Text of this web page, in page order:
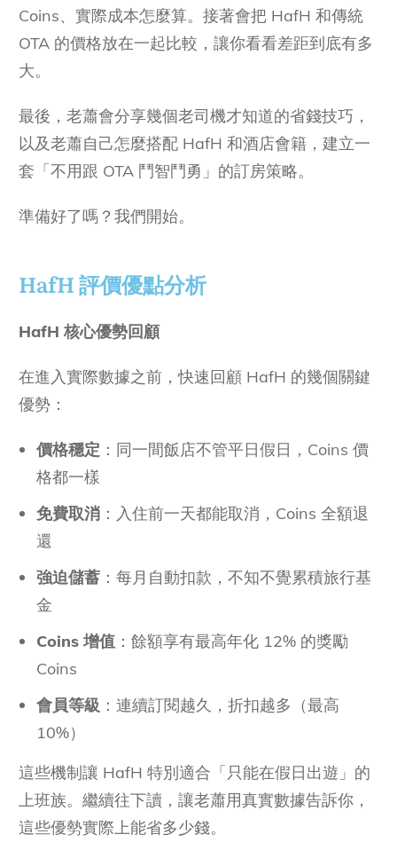
Coins、實際成本怎麼算。接著會把 HafH 和傳統
OTA 的價格放在一起比較，讓你看看差距到底有多
大。
最後，老蕭會分享幾個老司機才知道的省錢技巧，
以及老蕭自己怎麼搭配 HafH 和酒店會籍，建立一
套「不用跟 OTA 鬥智鬥勇」的訂房策略。
準備好了嗎？我們開始。
HafH 評價優點分析
HafH 核心優勢回顧
在進入實際數據之前，快速回顧 HafH 的幾個關鍵
優勢：
價格穩定 ：同一間飯店不管平日假日，Coins 價
格都一樣
免費取消 ：入住前一天都能取消，Coins 全額退
還
強迫儲蓄 ：每月自動扣款，不知不覺累積旅行基
金
Coins 增值 ：餘額享有最高年化 12% 的獎勵
Coins
會員等級 ：連續訂閱越久，折扣越多（最高
10%）
這些機制讓 HafH 特別適合「只能在假日出遊」的
上班族。繼續往下讀，讓老蕭用真實數據告訴你，
這些優勢實際上能省多少錢。